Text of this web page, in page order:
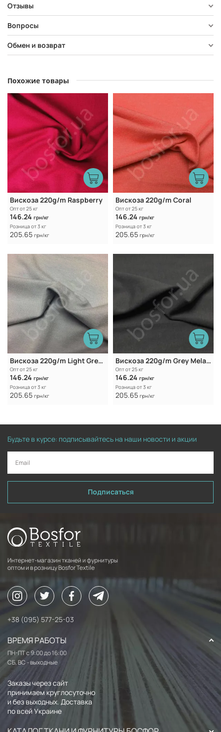
Отзывы
Вопросы
Обмен и возврат
Похожие товары
Вискоза 220g/m Raspberry
Опт от 25 кг
146.24 грн/кг
Розница от 3 кг
205.65 грн/кг
Вискоза 220g/m Coral
Опт от 25 кг
146.24 грн/кг
Розница от 3 кг
205.65 грн/кг
Вискоза 220g/m Light Grey Melange
Опт от 25 кг
146.24 грн/кг
Розница от 3 кг
205.65 грн/кг
Вискоза 220g/m Grey Melange
Опт от 25 кг
146.24 грн/кг
Розница от 3 кг
205.65 грн/кг
Будьте в курсе: подписывайтесь на наши новости и акции
Подписаться
Интернет-магазин тканей и фурнитуры
оптом и в розницу Bosfor Textile
+38 (095) 577-25-03
ВРЕМЯ РАБОТЫ
ПН-ПТ с 9:00 до 16:00
СБ, ВС - выходные
Заказы через сайт
принимаем круглосуточно
и без выходных. Доставка
по всей Украине